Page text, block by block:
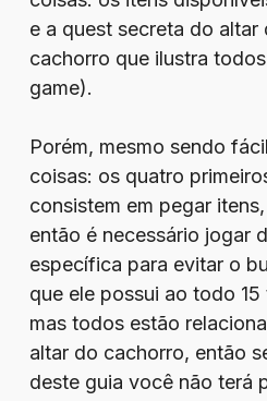
e a quest secreta do
cachorro que ilustra
game).
Porém, mesmo sendo
coisas: os quatro
consistem em pegar
então é necessário jogar
específica para evitar o
que ele possui ao todo
mas todos estão
altar do cachorro, então
deste guia você não terá